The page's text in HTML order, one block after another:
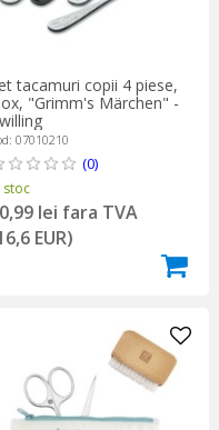
tacamuri copii 4 piese,
"Grimm's Märchen" -
07010210
(0)
stoc
lei fara TVA
EUR)